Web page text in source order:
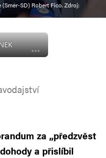
SD) Robert Fico. Zdroj:
za „předzvěst
a přislíbil